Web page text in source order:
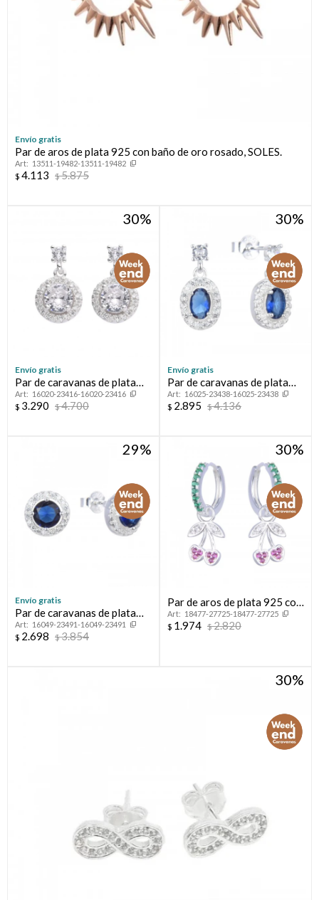
Envío gratis
Par de aros de plata 925 con baño de oro rosado, SOLES.
13511-19482-13511-19482
$ 4.113 $5.875
30
Envío gratis
Par de caravanas de plata
925 con circonias.
16020-23416-16020-23416
$ 3.290 $4.700
30
Envío gratis
Par de caravanas de plata
925 con circonias.
16025-23438-16025-23438
$ 2.895 $4.136
29
Envío gratis
Par de caravanas de plata
925 con circonias.
16049-23491-16049-23491
$ 2.698 $3.854
30
Par de aros de plata 925 con
circonias.
18477-27725-18477-27725
$ 1.974 $2.820
30